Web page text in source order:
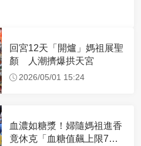
回宮12天「開爐」媽祖展聖
顏 人潮擠爆拱天宮
2026/05/01 15:24
血濃如糖漿！婦隨媽祖進香
竟休克「血糖值飆上限7